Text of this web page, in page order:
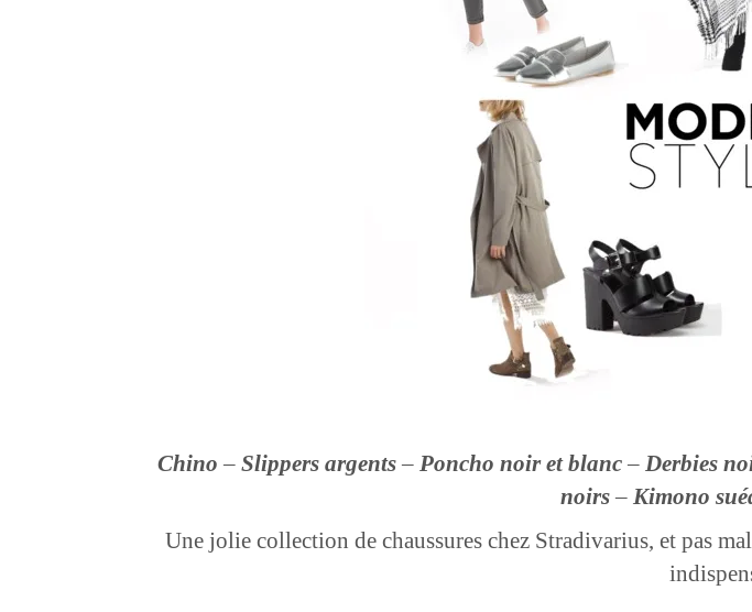
Chino – Slippers argents– Poncho noir et blanc– Derbies
noirs– Kimono
Une jolie collection de chaussures chez Stradivarius, et pas